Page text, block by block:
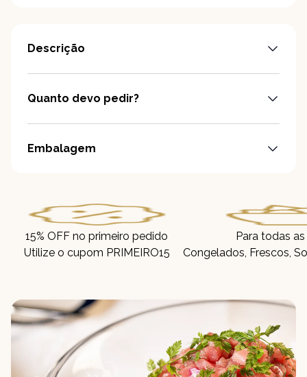
Descrição
Quanto devo pedir?
Embalagem
15% OFF no primeiro pedido
Utilize o cupom PRIMEIRO15
Para todas
Congelados, Frescos,